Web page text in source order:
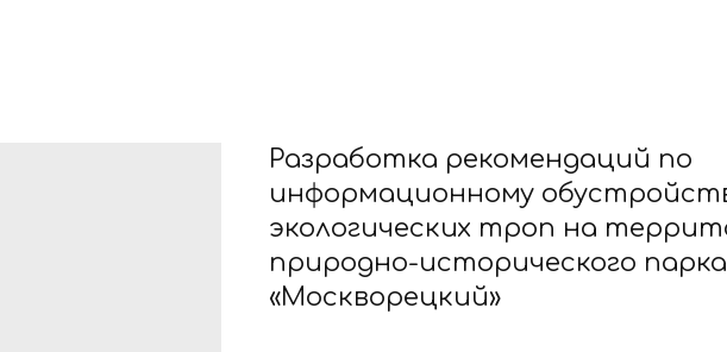
Разработка рекомендаций по
информационному
экологических троп на
природно-исторического парка
«Москворецкий»